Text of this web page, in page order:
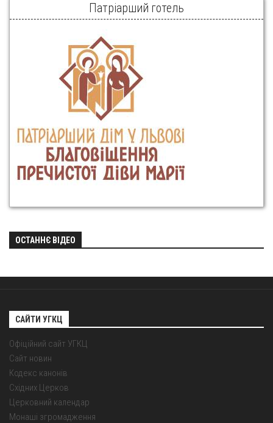
Патріарший готель
ОСТАННЄ ВІДЕО
САЙТИ УГКЦ
Офіційний сайт УГКЦ
Сайт новин
Кодекс канонів
Східних Церков
Церковний календар
Монаші згромадження